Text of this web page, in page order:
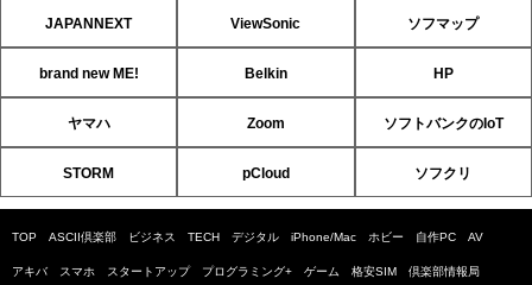
JAPANNEXT ViewSonic ソフマップ
brand new ME! Belkin HP
ヤマハ Zoom ソフトバンクのIoT
STORM pCloud ソフクリ
TOP ASCII倶楽部 ビジネス TECH デジタル iPhone/Mac ホビー 自作PC AV
アキバ スマホ スタートアップ プログラミング+ ゲーム 格安SIM 倶楽部情報局